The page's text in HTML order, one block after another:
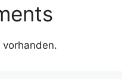
vorhanden.